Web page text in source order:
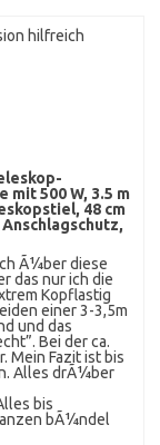
hilfreich
mit 500 W, 3.5 m
48 cm
Ã¼ber diese
das nur ich die
Kopflastig
einer 3-3,5m
und das
Bei der ca.
Mein Fazit ist bis
Alles drÃ¼ber
bis
bÃ¼ndel